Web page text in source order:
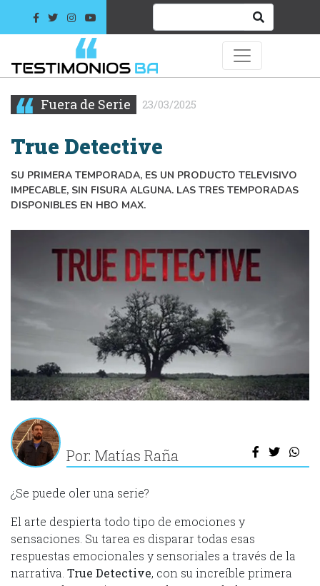
Fuera de Serie 23/03/2025
True Detective
SU PRIMERA TEMPORADA, ES UN PRODUCTO TELEVISIVO
IMPECABLE, SIN FISURA ALGUNA. LAS TRES TEMPORADAS
DISPONIBLES EN HBO MAX.
Por: Matías Raña
¿Se puede oler una serie?
El arte despierta todo tipo de emociones y
sensaciones. Su tarea es disparar todas esas
respuestas emocionales y sensoriales a través de la
narrativa. True Detective, con su increíble primera